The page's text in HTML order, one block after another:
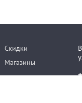
Скидки
Магазины